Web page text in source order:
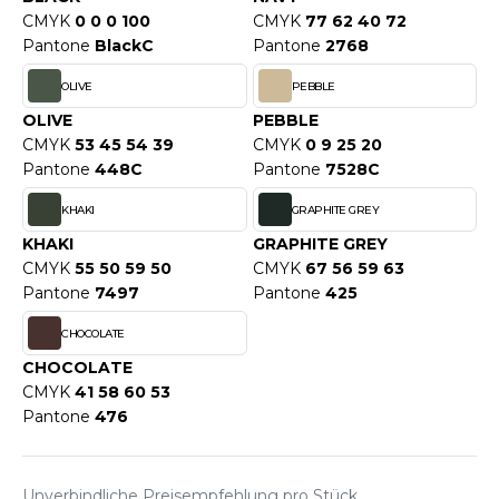
UND JACKEN
COOL
HOODS
T'S
SERIE
CMYK 0 0 0 100
Pantone BlackC
CMYK 77 62 40 72
Pantone 2768
OLIVE
OLIVE
CMYK 53 45 54 39
Pantone 448C
PEBBLE
PEBBLE
CMYK 0 9 25 20
Pantone 7528C
KHAKI
KHAKI
CMYK 55 50 59 50
Pantone 7497
GRAPHITE GREY
GRAPHITE GREY
CMYK 67 56 59 63
Pantone 425
CHOCOLATE
CHOCOLATE
CMYK 41 58 60 53
Pantone 476